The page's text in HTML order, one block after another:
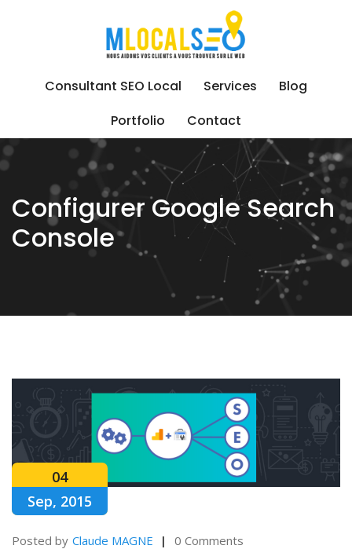
Consultant SEO Local Services
Blog
Portfolio
Contact
Configurer Google Search
Console
04
Sep, 2015
Posted by Claude MAGNE
0 Comments